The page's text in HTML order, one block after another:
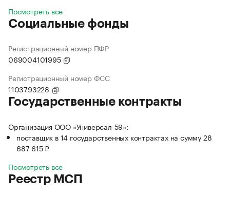
Посмотреть все
Социальные фонды
Регистрационный номер ПФР
069004101995
Регистрационный номер ФСС
1103793228
Государственные контракты
Организация ООО «Универсал-59»:
поставщик в 14 государственных контрактах на сумму 28
687 615 ₽
Посмотреть все
Реестр МСП